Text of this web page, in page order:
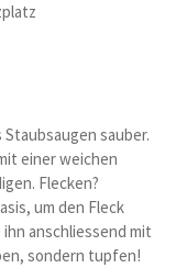
sauber.
einer weichen
Flecken?
um den Fleck
anschliessend mit
sondern tupfen!